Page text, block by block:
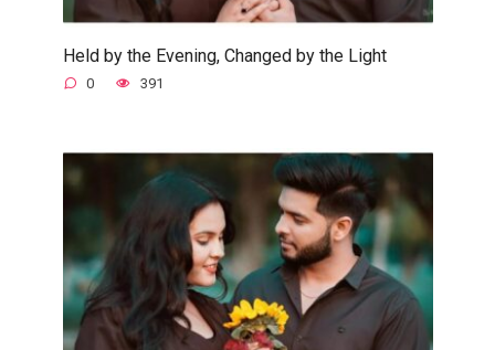
Held by the Evening, Changed by the Light
0 391